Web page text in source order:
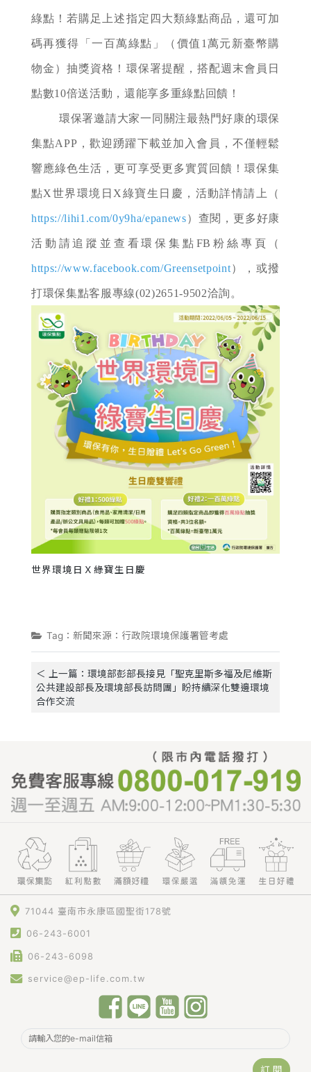
綠點！若購足上述指定四大類綠點商品，還可加
碼再獲得「一百萬綠點」（價值1萬元新臺幣購
物金）抽獎資格！環保署提醒，搭配週末會員日
點數10倍送活動，還能享多重綠點回饋！
環保署邀請大家一同關注最熱門好康的環保
集點APP，歡迎踴躍下載並加入會員，不僅輕鬆
響應綠色生活，更可享受更多實質回饋！環保集
點X世界環境日X綠寶生日慶，活動詳情請上（
https://lihi1.com/0y9ha/epanews）查閱，更多好康
活動請追蹤並查看環保集點FB粉絲專頁（
https://www.facebook.com/Greensetpoint），或撥
打環保集點客服專線(02)2651-9502洽詢。
世界環境日Ｘ綠寶生日慶
Tag：新聞來源：行政院環境保護署管考處
＜ 上一篇：環境部彭部長接見「聖克里斯多福及尼維斯
公共建設部長及環境部長訪問團」盼持續深化雙邊環境
合作交流
71044 臺南市永康區國聖街178號
06-243-6001
06-243-6098
service@ep-life.com.tw
訂 閱